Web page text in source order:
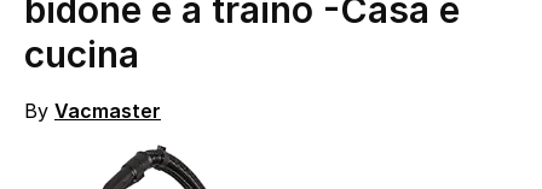
bidone e a traino -Casa e
cucina
By Vacmaster